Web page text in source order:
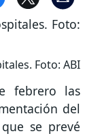
Foto: ABI
febrero las
del
se prevé